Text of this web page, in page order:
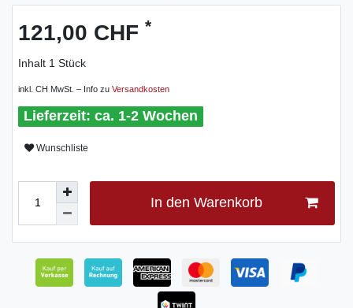
121,00 CHF *
Inhalt 1 Stück
inkl. CH MwSt. – Info zu Versandkosten
ca. 1-2 Wochen
Wunschliste
In den Warenkorb